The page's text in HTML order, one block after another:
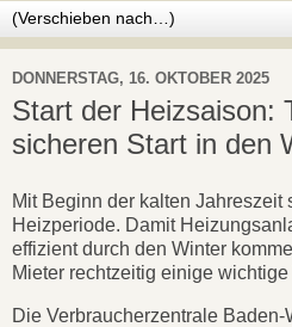
DONNERSTAG, 16. OKTOBER 2025
Start der Heizsaison:
sicheren Start in den
Mit Beginn der kalten Jahreszeit
Heizperiode. Damit
effizient durch den Winter
Mieter rechtzeitig einige
Die Verbraucherzentrale Baden-